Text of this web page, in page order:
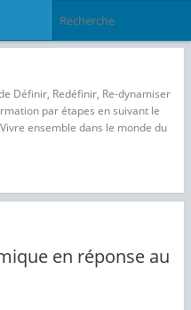
Définir, Redéfinir, Re-dynamiser
par étapes en suivant le
ensemble dans le monde du
en réponse au